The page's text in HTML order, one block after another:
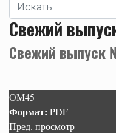
Свежий
Свежий выпуск
ОМ45
Формат: PDF
Пред. просмотр